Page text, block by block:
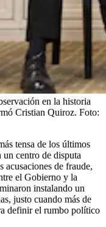
en la historia
Cristian Quiroz. Foto:
tensa de los últimos
centro de disputa
acusaciones de fraude,
el Gobierno y la
instalando un
justo cuando más de
definir el rumbo político